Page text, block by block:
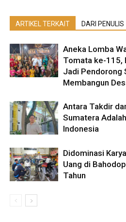
ARTIKEL TERKAIT DARI PENULIS
Aneka Lomba
Tomata ke-115,
Jadi Pendorong
Membangun
Antara Takdir
Sumatera
Indonesia
Didominasi
Uang di
Tahun